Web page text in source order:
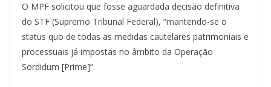
O MPF solicitou que fosse aguardada decisão definitiva
do STF (Supremo Tribunal Federal), “mantendo-se o
status quo de todas as medidas cautelares patrimoniais e
processuais já impostas no âmbito da Operação
Sordidum [Prime]”.